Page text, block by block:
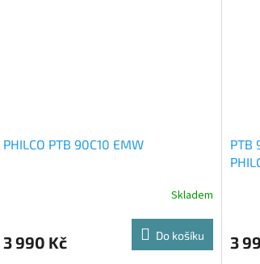
PHILCO PTB 90C10 EMW
je
Skladem
3 990 Kč Do košíku
PTB
3